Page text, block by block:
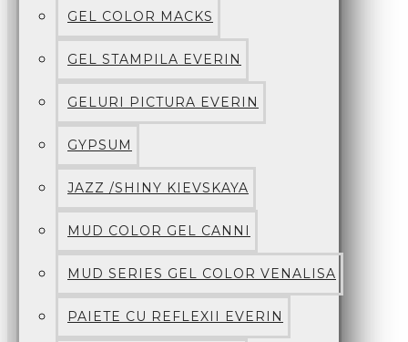
GEL COLOR MACKS
GEL STAMPILA EVERIN
GELURI PICTURA EVERIN
GYPSUM
JAZZ /SHINY KIEVSKAYA
MUD COLOR GEL CANNI
MUD SERIES GEL COLOR VENALISA
PAIETE CU REFLEXII EVERIN